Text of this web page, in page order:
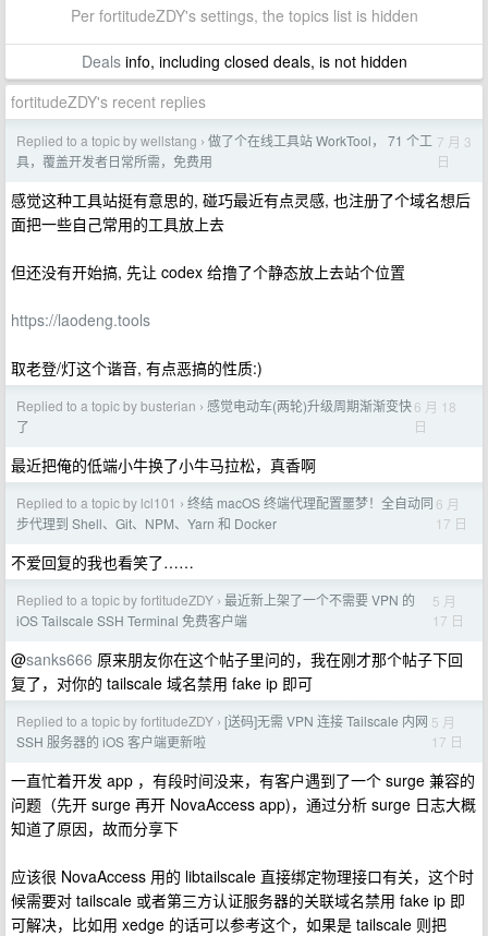
Per fortitudeZDY's settings, the topics list is hidden
Dealsinfo, including closed deals, is not hidden
fortitudeZDY's recent replies
Replied to a topic by wellstang › 做了个在线工具站 WorkTool， 71 个工
具，覆盖开发者日常所需，免费用
7 月 3
日
感觉这种工具站挺有意思的, 碰巧最近有点灵感, 也注册了个域名想后
面把一些自己常用的工具放上去
但还没有开始搞, 先让 codex 给撸了个静态放上去站个位置
https://laodeng.tools
取老登/灯这个谐音, 有点恶搞的性质:)
Replied to a topic by busterian › 感觉电动车(两轮)升级周期渐渐变快
了
6 月 18
日
最近把俺的低端小牛换了小牛马拉松，真香啊
Replied to a topic by lcl101 › 终结 macOS 终端代理配置噩梦！全自动同
步代理到 Shell、Git、NPM、Yarn 和 Docker
6 月
17 日
不爱回复的我也看笑了……
Replied to a topic by fortitudeZDY › 最近新上架了一个不需要 VPN 的
iOS Tailscale SSH Terminal 免费客户端
5 月
17 日
@sanks666 原来朋友你在这个帖子里问的，我在刚才那个帖子下回
复了，对你的 tailscale 域名禁用 fake ip 即可
Replied to a topic by fortitudeZDY › [送码]无需 VPN 连接 Tailscale 内网
SSH 服务器的 iOS 客户端更新啦
5 月
17 日
一直忙着开发 app ，有段时间没来，有客户遇到了一个 surge 兼容的
问题（先开 surge 再开 NovaAccess app)，通过分析 surge 日志大概
知道了原因，故而分享下
应该很 NovaAccess 用的 libtailscale 直接绑定物理接口有关，这个时
候需要对 tailscale 或者第三方认证服务器的关联域名禁用 fake ip 即
可解决，比如用 xedge 的话可以参考这个，如果是 tailscale 则把